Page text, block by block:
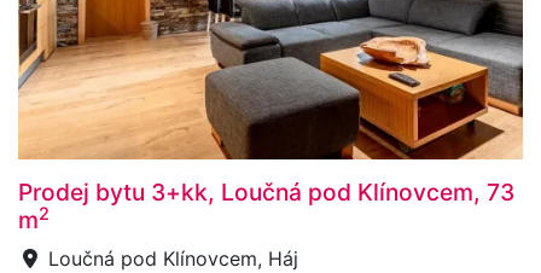
Prodej bytu 3+kk, Loučná pod Klínovcem, 73
m2
Loučná pod Klínovcem, Háj